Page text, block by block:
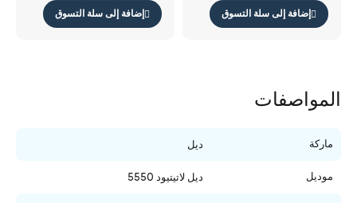
إضافة إلى سلة التسوق إضافة إلى سلة التسوق
المواصفات
ماركة ديل
موديل ديل لاتيتيود 5550